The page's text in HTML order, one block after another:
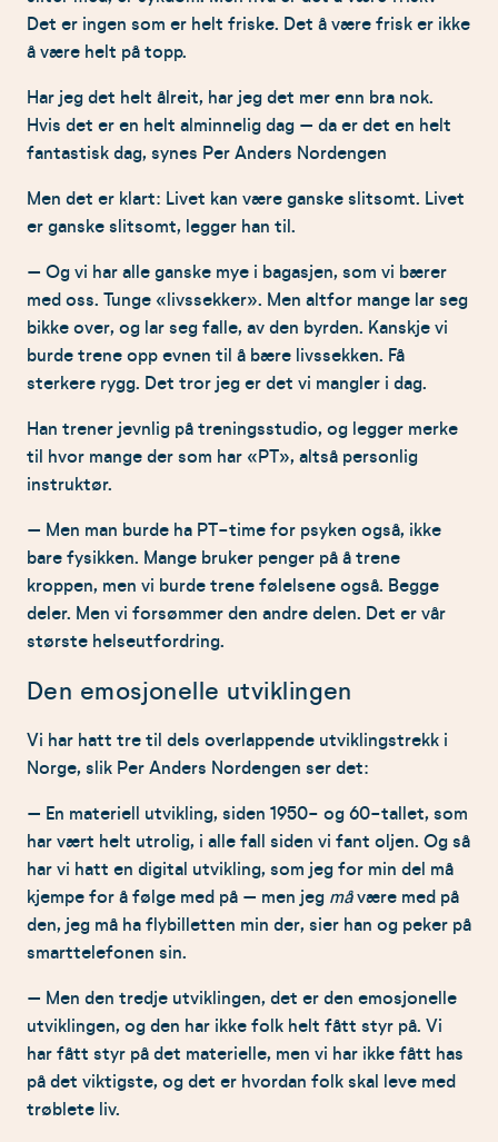
Det er ingen som er helt friske. Det å være frisk er ikke
å være helt på topp.
Har jeg det helt ålreit, har jeg det mer enn bra nok.
Hvis det er en helt alminnelig dag – da er det en helt
fantastisk dag, synes Per Anders Nordengen
Men det er klart: Livet kan være ganske slitsomt. Livet
er ganske slitsomt, legger han til.
– Og vi har alle ganske mye i bagasjen, som vi bærer
med oss. Tunge «livssekker». Men altfor mange lar seg
bikke over, og lar seg falle, av den byrden. Kanskje vi
burde trene opp evnen til å bære livssekken. Få
sterkere rygg. Det tror jeg er det vi mangler i dag.
Han trener jevnlig på treningsstudio, og legger merke
til hvor mange der som har «PT», altså personlig
instruktør.
– Men man burde ha PT-time for psyken også, ikke
bare fysikken. Mange bruker penger på å trene
kroppen, men vi burde trene følelsene også. Begge
deler. Men vi forsømmer den andre delen. Det er vår
største helseutfordring.
Den emosjonelle utviklingen
Vi har hatt tre til dels overlappende utviklingstrekk i
Norge, slik Per Anders Nordengen ser det:
– En materiell utvikling, siden 1950- og 60-tallet, som
har vært helt utrolig, i alle fall siden vi fant oljen. Og så
har vi hatt en digital utvikling, som jeg for min del må
kjempe for å følge med på – men jeg måvære med på
den, jeg må ha flybilletten min der, sier han og peker på
smarttelefonen sin.
– Men den tredje utviklingen, det er den emosjonelle
utviklingen, og den har ikke folk helt fått styr på. Vi
har fått styr på det materielle, men vi har ikke fått has
på det viktigste, og det er hvordan folk skal leve med
trøblete liv.